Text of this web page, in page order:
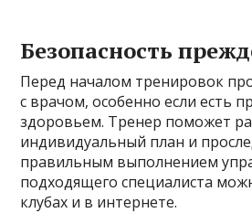
Безопасность
Перед началом тренировок
с врачом, особенно если есть
здоровьем. Тренер поможет
индивидуальный план и
правильным выполнением
подходящего специалиста
клубах и в интернете.